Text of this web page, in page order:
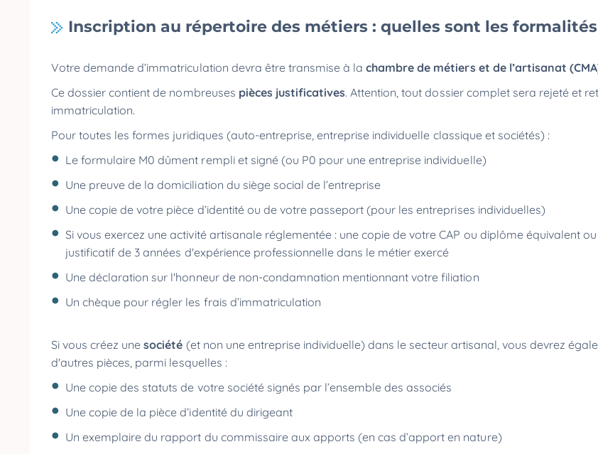
Inscription au répertoire des métiers : quelles sont les
Votre demande d’immatriculation devra être transmise à lachambre de métiers et de l’artisanat
Ce dossier contient de nombreuses pièces justificatives. Attention, tout dossier complet sera rejeté et
immatriculation.
Pour toutes les formes juridiques (auto-entreprise, entreprise individuelle classique et sociétés) :
Le formulaire M0 dûment rempli et signé (ou P0 pour une entreprise individuelle)
Une preuve de la domiciliation du siège social de l’entreprise
Une copie de votre pièce d’identité ou de votre passeport (pour les entreprises individuelles)
Si vous exercez une activité artisanale réglementée : une copie de votre CAP ou diplôme équivalent
justificatif de 3 années d'expérience professionnelle dans le métier exercé
Une déclaration sur l'honneur de non-condamnation mentionnant votre filiation
Un chèque pour régler les frais d’immatriculation
Si vous créez unesociété (et non une entreprise individuelle) dans le secteur artisanal, vous devrez
d'autres pièces, parmi lesquelles :
Une copie des statuts de votre société signés par l’ensemble des associés
Une copie de la pièce d’identité du dirigeant
Un exemplaire du rapport du commissaire aux apports (en cas d’apport en nature)